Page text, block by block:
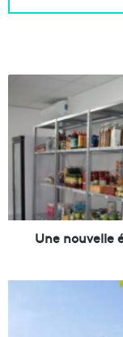
n
v
l
Une nouvelle